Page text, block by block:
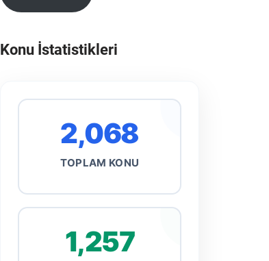
Konu İstatistikleri
2,068
TOPLAM KONU
1,257